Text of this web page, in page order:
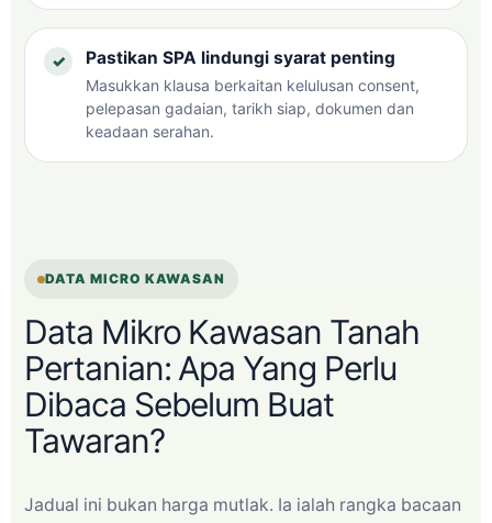
Pastikan SPA lindungi syarat penting
Masukkan klausa berkaitan kelulusan consent,
pelepasan gadaian, tarikh siap, dokumen dan
keadaan serahan.
DATA MICRO KAWASAN
Data Mikro Kawasan Tanah
Pertanian: Apa Yang Perlu
Dibaca Sebelum Buat
Tawaran?
Jadual ini bukan harga mutlak. Ia ialah rangka bacaan